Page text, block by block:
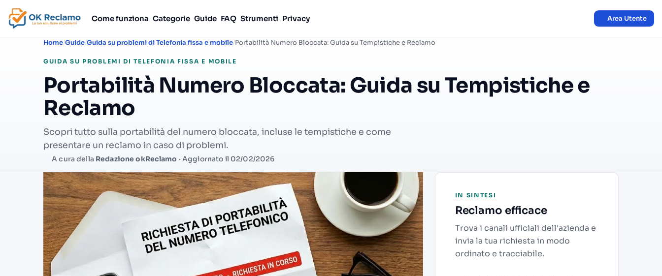
Come funziona Categorie Guide FAQ Strumenti Privacy Area Utente
Home Guide Guida su problemi di Telefonia fissa e mobile Portabilità Numero Bloccata: Guida su Tempistiche e Reclamo
GUIDA SU PROBLEMI DI TELEFONIA FISSA E MOBILE
Portabilità Numero Bloccata: Guida su Tempistiche e
Reclamo
Scopri tutto sulla portabilità del numero bloccata, incluse le tempistiche e come
presentare un reclamo in caso di problemi.
A cura della Redazione okReclamo · Aggiornato il 02/02/2026
IN SINTESI
Reclamo efficace
Trova i canali ufficiali dell'azienda e
invia la tua richiesta in modo
ordinato e tracciabile.